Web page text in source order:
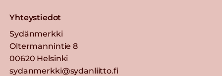
Yhteystiedot
Sydänmerkki
Oltermannintie 8
00620 Helsinki
sydanmerkki@sydanliitto.fi